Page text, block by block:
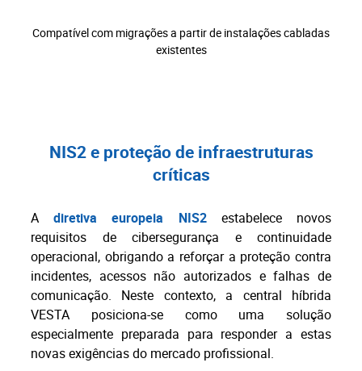
Compatível com migrações a partir de instalações cabladas
existentes
NIS2 e proteção de infraestruturas
críticas
Adiretiva europeia NIS2estabelece novos
requisitos de cibersegurança e continuidade
operacional, obrigando a reforçar a proteção contra
incidentes, acessos não autorizados e falhas de
comunicação. Neste contexto, a central híbrida
VESTA posiciona-se como uma solução
especialmente preparada para responder a estas
novas exigências do mercado profissional.